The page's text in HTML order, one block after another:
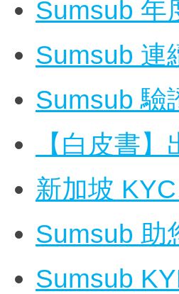
Sumsub 年
Sumsub 連
Sumsub 驗
【白皮書
新加坡
Sumsub 助
Sumsub